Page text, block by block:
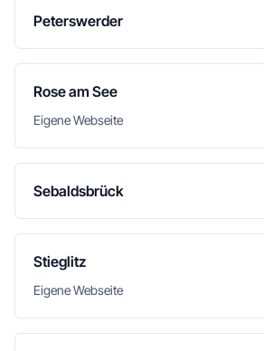
Peterswerder
Rose am See
Eigene Webseite
Sebaldsbrück
Stieglitz
Eigene Webseite